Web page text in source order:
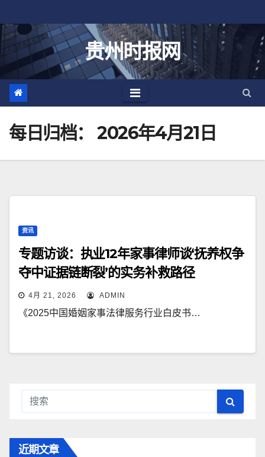
至
贵州时报网
每日归档： 2026年4月21日
资讯
专题访谈：执业12年家事律师谈‘抚养权争
夺中证据链断裂’的实务补救路径
4月 21, 2026 ADMIN
《2025中国婚姻家事法律服务行业白皮书…
近期文章